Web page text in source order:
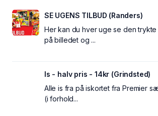
SE UGENS TILBUD (Randers)
Her kan du hver uge se den trykte
på billedet og ...
Is - halv pris - 14kr (Grindsted)
Alle is fra på iskortet fra Premier
(i forhold...